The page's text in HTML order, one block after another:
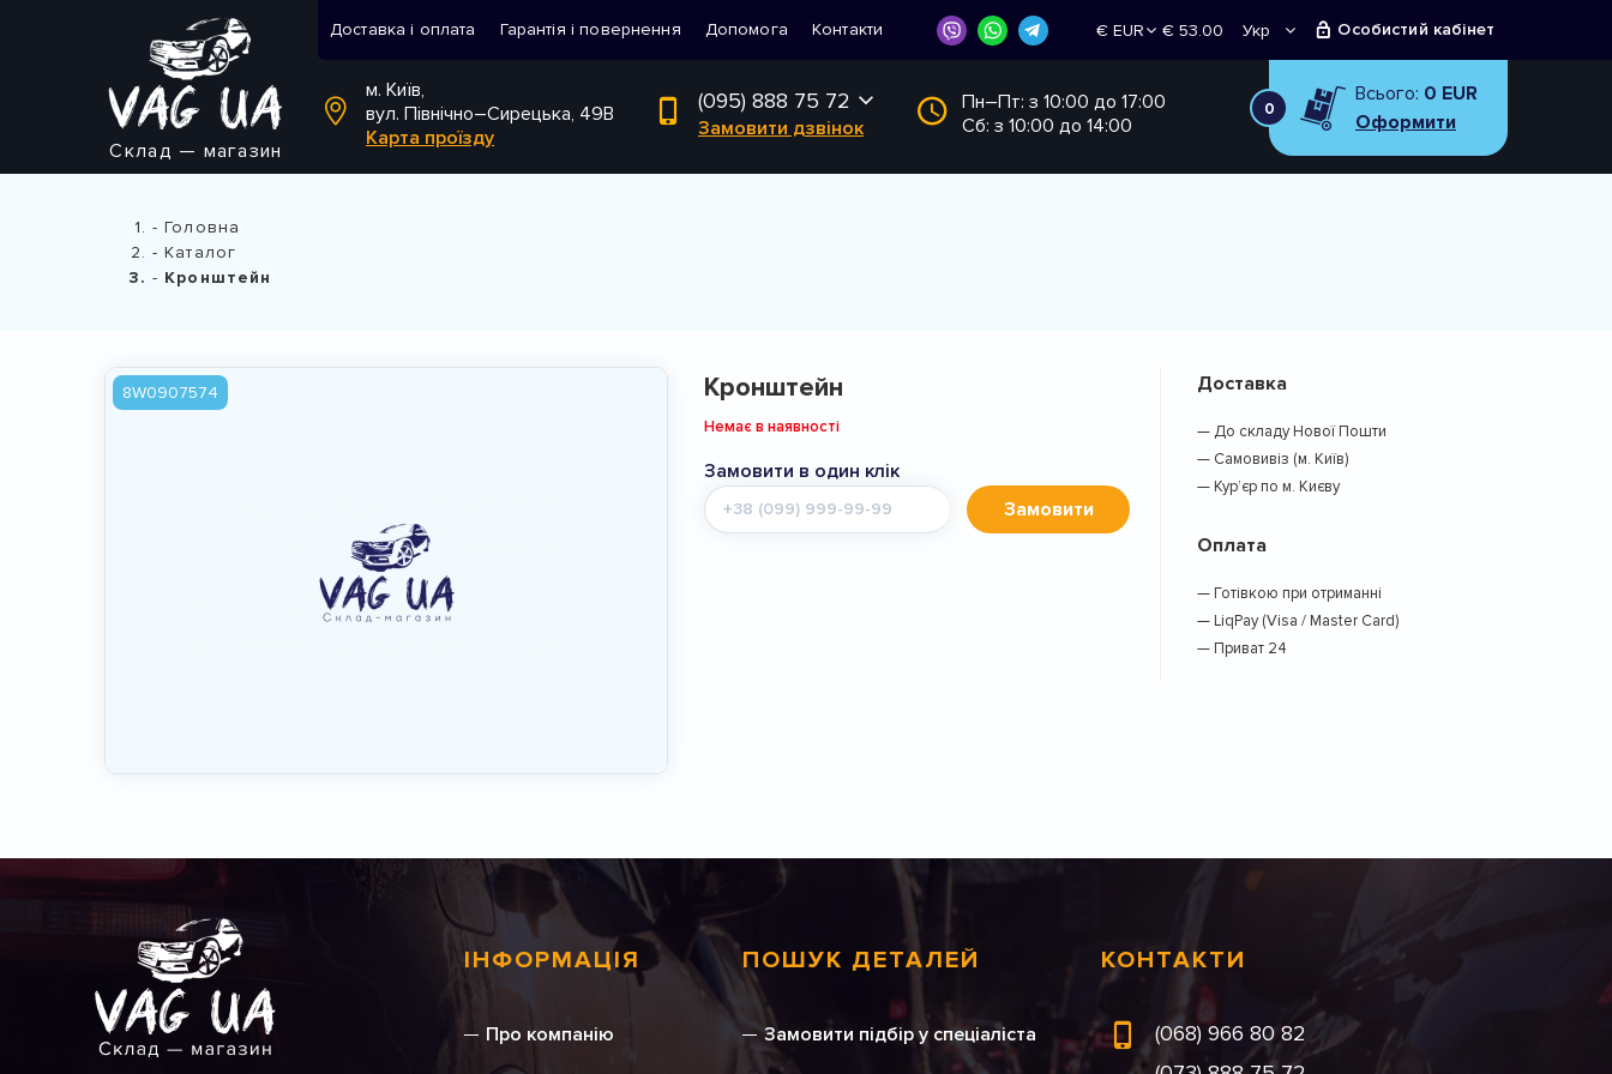
Склад — магазин
Доставка і оплата Гарантія і повернення Допомога Контакти
€ EUR
€ 53.00
Укр
Особистий кабінет
м. Київ,
вул. Північно–Сирецька, 49В
Карта проїзду
(095) 888 75 72
Замовити дзвінок
Пн–Пт: з 10:00 до 17:00
Сб: з 10:00 до 14:00
0
Всього: 0 EUR
Оформити
Головна
Каталог
Кронштейн
8W0907574 Кронштейн
Немає в наявності
Замовити в один клік
Мобільний
телефон
Замовити
Доставка
— До складу Нової Пошти
— Самовивіз (м. Київ)
— Кур’єр по м. Києву
Оплата
— Готівкою при отриманні
— LiqPay (Visa / Master Card)
— Приват 24
ІНФОРМАЦІЯ
Про компанію
ПОШУК ДЕТАЛЕЙ
Замовити підбір у спеціаліста
КОНТАКТИ
(068) 966 80 82